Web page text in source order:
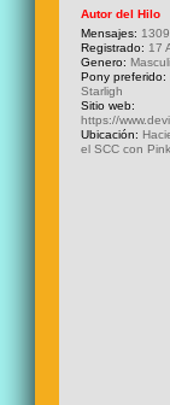
Autor del Hilo
Mensajes: 1309
Registrado: 17
Genero:
Pony preferido:
Starligh
Sitio web:
https://
Ubicación:
el SCC con